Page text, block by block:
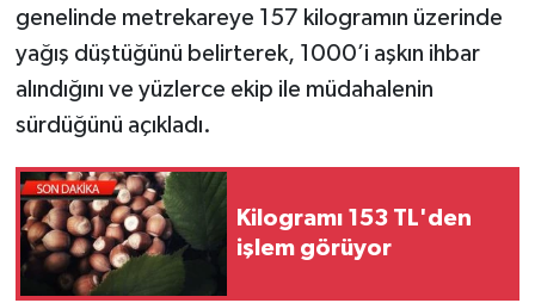
genelinde metrekareye 157 kilogramın üzerinde
yağış düştüğünü belirterek, 1000’i aşkın ihbar
alındığını ve yüzlerce ekip ile müdahalenin
sürdüğünü açıkladı.
Kilogramı 153 TL'den
işlem görüyor